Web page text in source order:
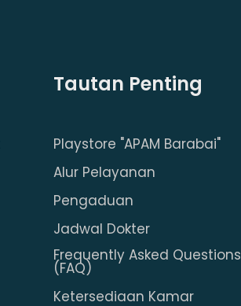
Tautan Penting
Playstore "APAM Barabai"
Alur Pelayanan
Pengaduan
Jadwal Dokter
Frequently Asked Questions
(FAQ)
Ketersediaan Kamar